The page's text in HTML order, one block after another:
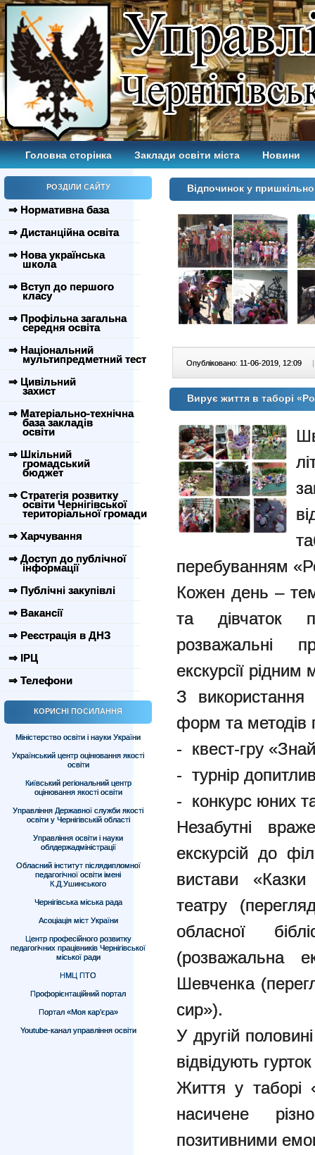
Головна сторінка Заклади освіти міста Новини
РОЗДІЛИ САЙТУ
⇒ Нормативна база
⇒ Дистанційна освіта
⇒ Нова українська
школа
⇒ Вступ до першого
класу
⇒ Профільна загальна
середня освіта
⇒ Національний
мультипредметний тест
⇒ Цивільний
захист
⇒ Матеріально-технічна
база закладів
освіти
⇒ Шкільний
громадський
бюджет
⇒ Стратегія розвитку
освіти Чернігівської
територіальної громади
⇒ Харчування
⇒ Доступ до публічної
інформації
⇒ Публічні закупівлі
⇒ Вакансії
⇒ Реєстрація в ДНЗ
⇒ ІРЦ
⇒ Телефони
КОРИСНІ ПОСИЛАННЯ
Міністерство освіти і науки України
Український центр оцінювання якості
освіти
Київський регіональний центр
оцінювання якості освіти
Управління Державної служби якості
освіти у Чернігівській області
Управління освіти і науки
облдержадміністрації
Обласний інститут післядипломної
педагогічної освіти імені
К.Д.Ушинського
Чернігівська міська рада
Асоціація міст України
Центр професійного розвитку
педагогічних працівників Чернігівської
міської ради
НМЦ ПТО
Профорієнтаційний портал
Портал «Моя кар’єра»
Youtube-канал управління освіти
Відпочинок у
Опубліковано: 11-06-2019, 12:09 |
Вирує життя в таборі
перебуванням
Кожен день –
та дівчаток
розважальні
екскурсії рідним
З використання
форм та методів
- квест-гру
- турнір
- конкурс юних
Незабутні
екскурсій до
вистави
театру
обласної
(розважальна
Шевченка
сир»).
У другій
відвідують
Життя у таборі
насичене
позитивними